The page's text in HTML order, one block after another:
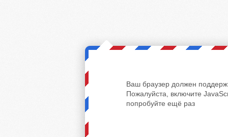
Ваш браузер должен
Пожалуйста, включите
попробуйте ещё раз